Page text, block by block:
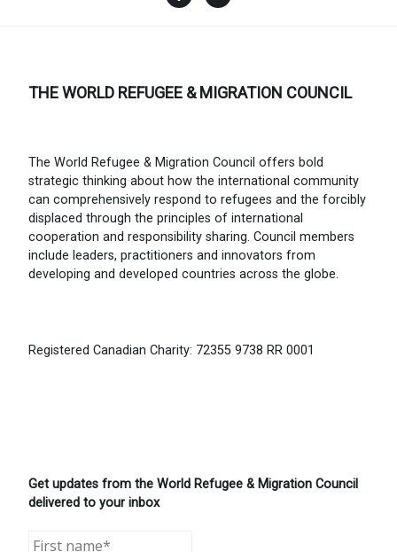
THE WORLD REFUGEE & MIGRATION COUNCIL
The World Refugee & Migration Council offers bold
strategic thinking about how the international community
can comprehensively respond to refugees and the forcibly
displaced through the principles of international
cooperation and responsibility sharing. Council members
include leaders, practitioners and innovators from
developing and developed countries across the globe.
Registered Canadian Charity: 72355 9738 RR 0001
Get updates from the World Refugee & Migration Council
delivered to your inbox